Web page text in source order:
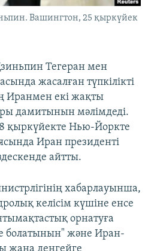
Вашингтон, 25 қыркүйек
Тегеран мен
жасалған түпкілікті
Иранмен екі жақты
дамитынын мәлімдеді.
қыркүйекте Нью-Йоркте
Иран президенті
айтты.
хабарлауынша,
келісім күшіне енсе
орнатуға
болатынын" және Иран-